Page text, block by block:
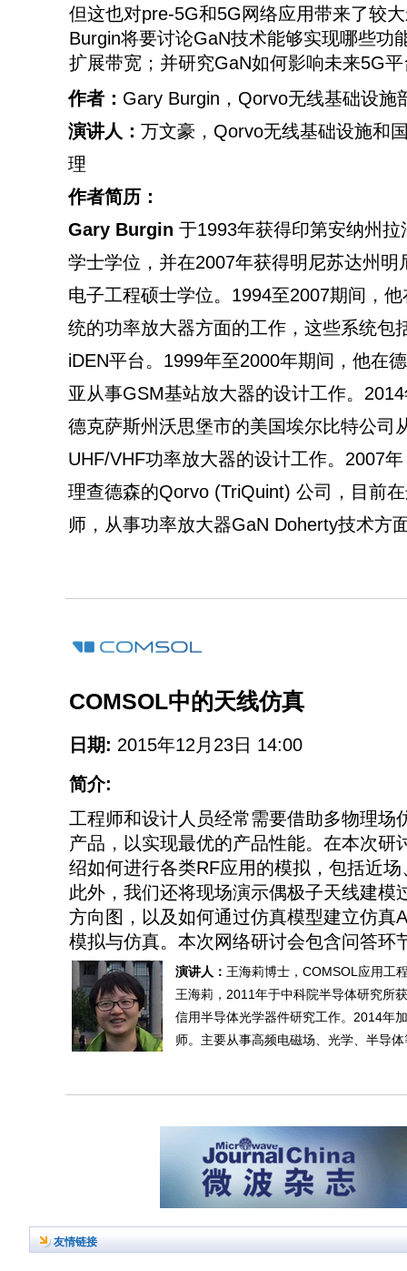
但这也对pre-5G和5G网络应用带来了较
Burgin将要讨论GaN技术能够实现哪些功
扩展带宽；并研究GaN如何影响未来5G
作者： Gary Burgin，Qorvo无线基础设施
演讲人： 万文豪，Qorvo无线基础设施和
理
作者简历：
Gary Burgin 于1993年获得印第安纳州
学士学位，并在2007年获得明尼苏达州明
电子工程硕士学位。1994至2007期间，
统的功率放大器方面的工作，这些系统包
iDEN平台。1999年至2000年期间，他在
亚从事GSM基站放大器的设计工作。
德克萨斯州沃思堡市的美国埃尔比特公司
UHF/VHF功率放大器的设计工作。2007
理查德森的Qorvo (TriQuint) 公司，目前
师，从事功率放大器GaN Doherty技术方
COMSOL中的天线仿真
日期: 2015年12月23日 14:00
简介:
工程师和设计人员经常需要借助多物理场
产品，以实现最优的产品性能。在本次研
绍如何进行各类RF应用的模拟，包括近
此外，我们还将现场演示偶极子天线建模
方向图，以及如何通过仿真模型建立仿真
模拟与仿真。本次网络研讨会包含问答环
演讲人： 王海莉博士，COMSOL应用工
王海莉，2011年于中科院半导体研究所
信用半导体光学器件研究工作。2014年
师。主要从事高频电磁场、光学、半导
友情链接